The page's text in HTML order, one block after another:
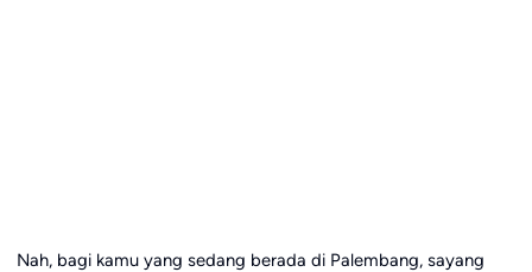
Nah, bagi kamu yang sedang berada di Palembang, sayang